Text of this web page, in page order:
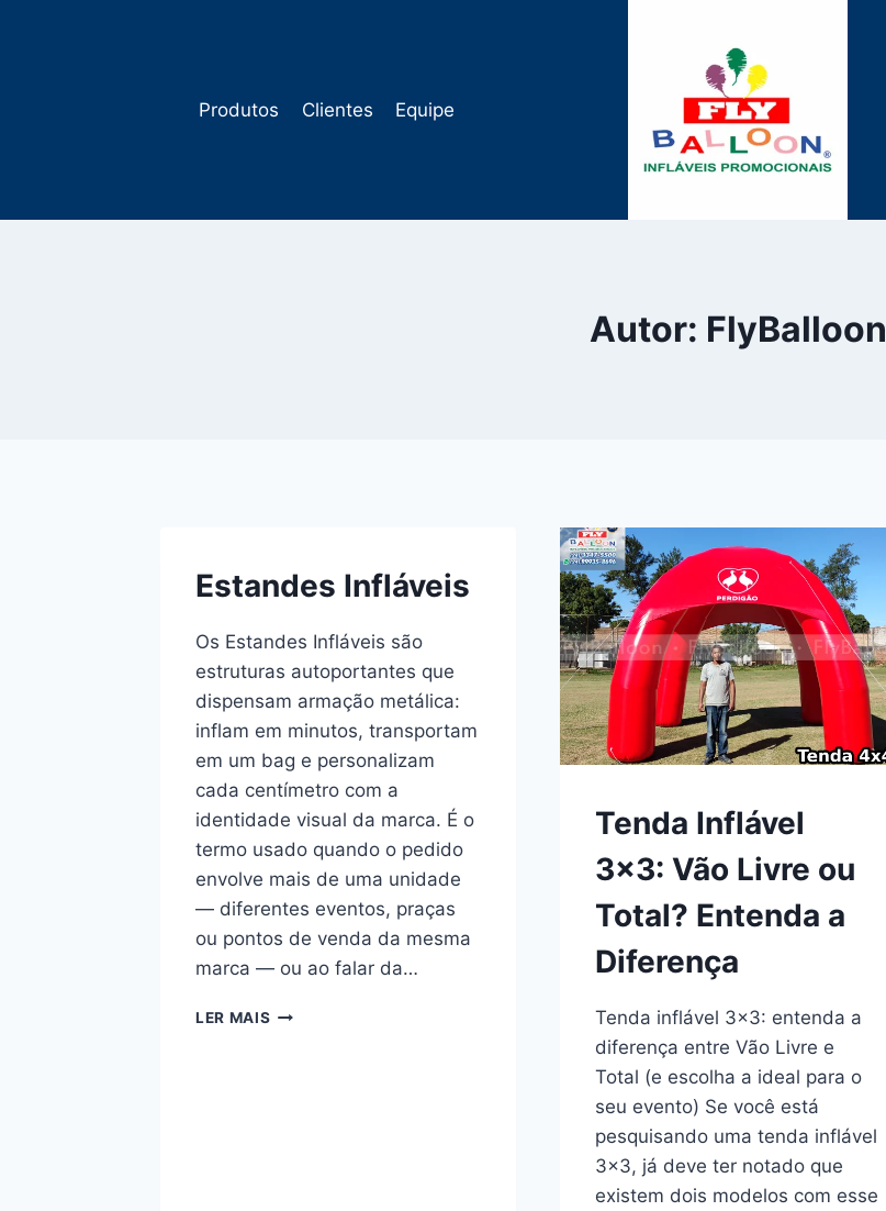
Produtos Clientes Equipe
Autor: FlyBalloon
Estandes Infláveis
Os Estandes Infláveis são
estruturas autoportantes que
dispensam armação metálica:
inflam em minutos, transportam
em um bag e personalizam
cada centímetro com a
identidade visual da marca. É o
termo usado quando o pedido
envolve mais de uma unidade
— diferentes eventos, praças
ou pontos de venda da mesma
marca — ou ao falar da…
LER MAIS ESTANDES
Tenda Inflável
3×3: Vão Livre ou
Total? Entenda a
Diferença
Tenda inflável 3×3: entenda a
diferença entre Vão Livre e
Total (e escolha a ideal para o
seu evento) Se você está
pesquisando uma tenda inflável
3×3, já deve ter notado que
existem dois modelos com esse